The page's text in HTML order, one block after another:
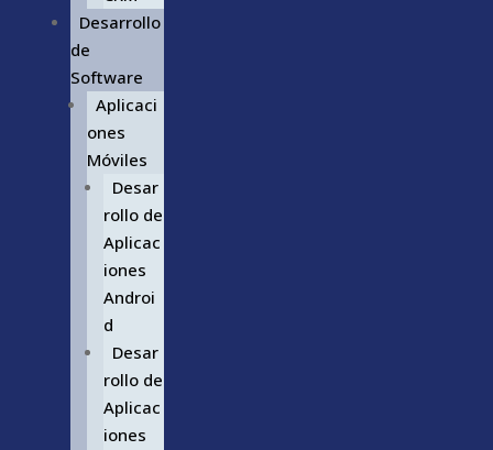
Desarrollo
de
Software
Aplicaci
ones
Móviles
Desar
rollo de
Aplicac
iones
Androi
d
Desar
rollo de
Aplicac
iones